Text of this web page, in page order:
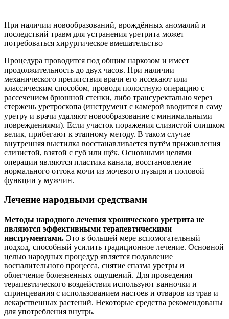
При наличии новообразований, врождённых аномалий и
последствий травм для устранения уретрита может
потребоваться хирургическое вмешательство
Процедура проводится под общим наркозом и имеет
продолжительность до двух часов. При наличии
механического препятствия врачи его иссекают или
классическим способом, проводя полостную операцию с
рассечением брюшной стенки, либо трансуректально через
стержень уретроскопа (инструмент с камерой вводится в саму
уретру и врачи удаляют новообразование с минимальными
повреждениями). Если участок поражения слизистой слишком
велик, прибегают к этапному методу. В таком случае
внутренняя выстилка восстанавливается путём приживления
слизистой, взятой с губ или щёк. Основными целями
операции являются пластика канала, восстановление
нормального оттока мочи из мочевого пузыря и половой
функции у мужчин.
Лечение народными средствами
Методы народного лечения хронического уретрита не
являются эффективными терапевтическими
инструментами. Это в большей мере вспомогательный
подход, способный усилить традиционное лечение. Основной
целью народных процедур является подавление
воспалительного процесса, снятие спазма уретры и
облегчение болезненных ощущений. Для проведения
терапевтического воздействия используют ванночки и
спринцевания с использованием настоев и отваров из трав и
лекарственных растений. Некоторые средства рекомендованы
для употребления внутрь.